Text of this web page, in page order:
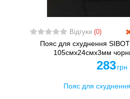
Відгуки(0)
Пояс для схуднення
105смх24смх3мм
283 грн